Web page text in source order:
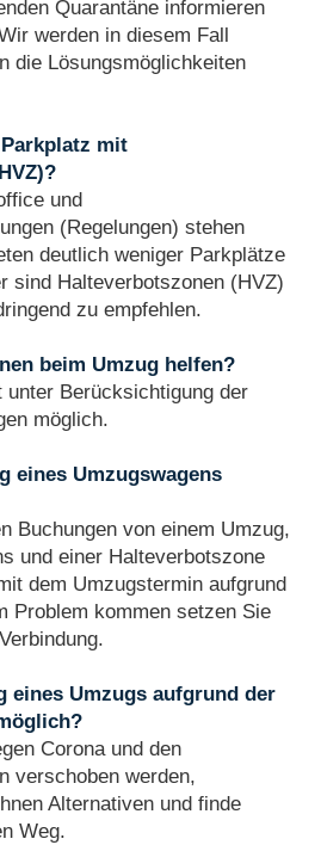
Quarantäne informieren
werden in diesem Fall
die Lösungsmöglichkeiten
mit
und
(Regelungen) stehen
deutlich weniger Parkplätze
sind Halteverbotszonen (HVZ)
zu empfehlen.
beim Umzug helfen?
unter Berücksichtigung der
möglich.
eines Umzugswagens
Buchungen von einem Umzug,
und einer Halteverbotszone
dem Umzugstermin aufgrund
Problem kommen setzen Sie
eines Umzugs aufgrund der
Corona und den
verschoben werden,
Alternativen und finde
Weg.